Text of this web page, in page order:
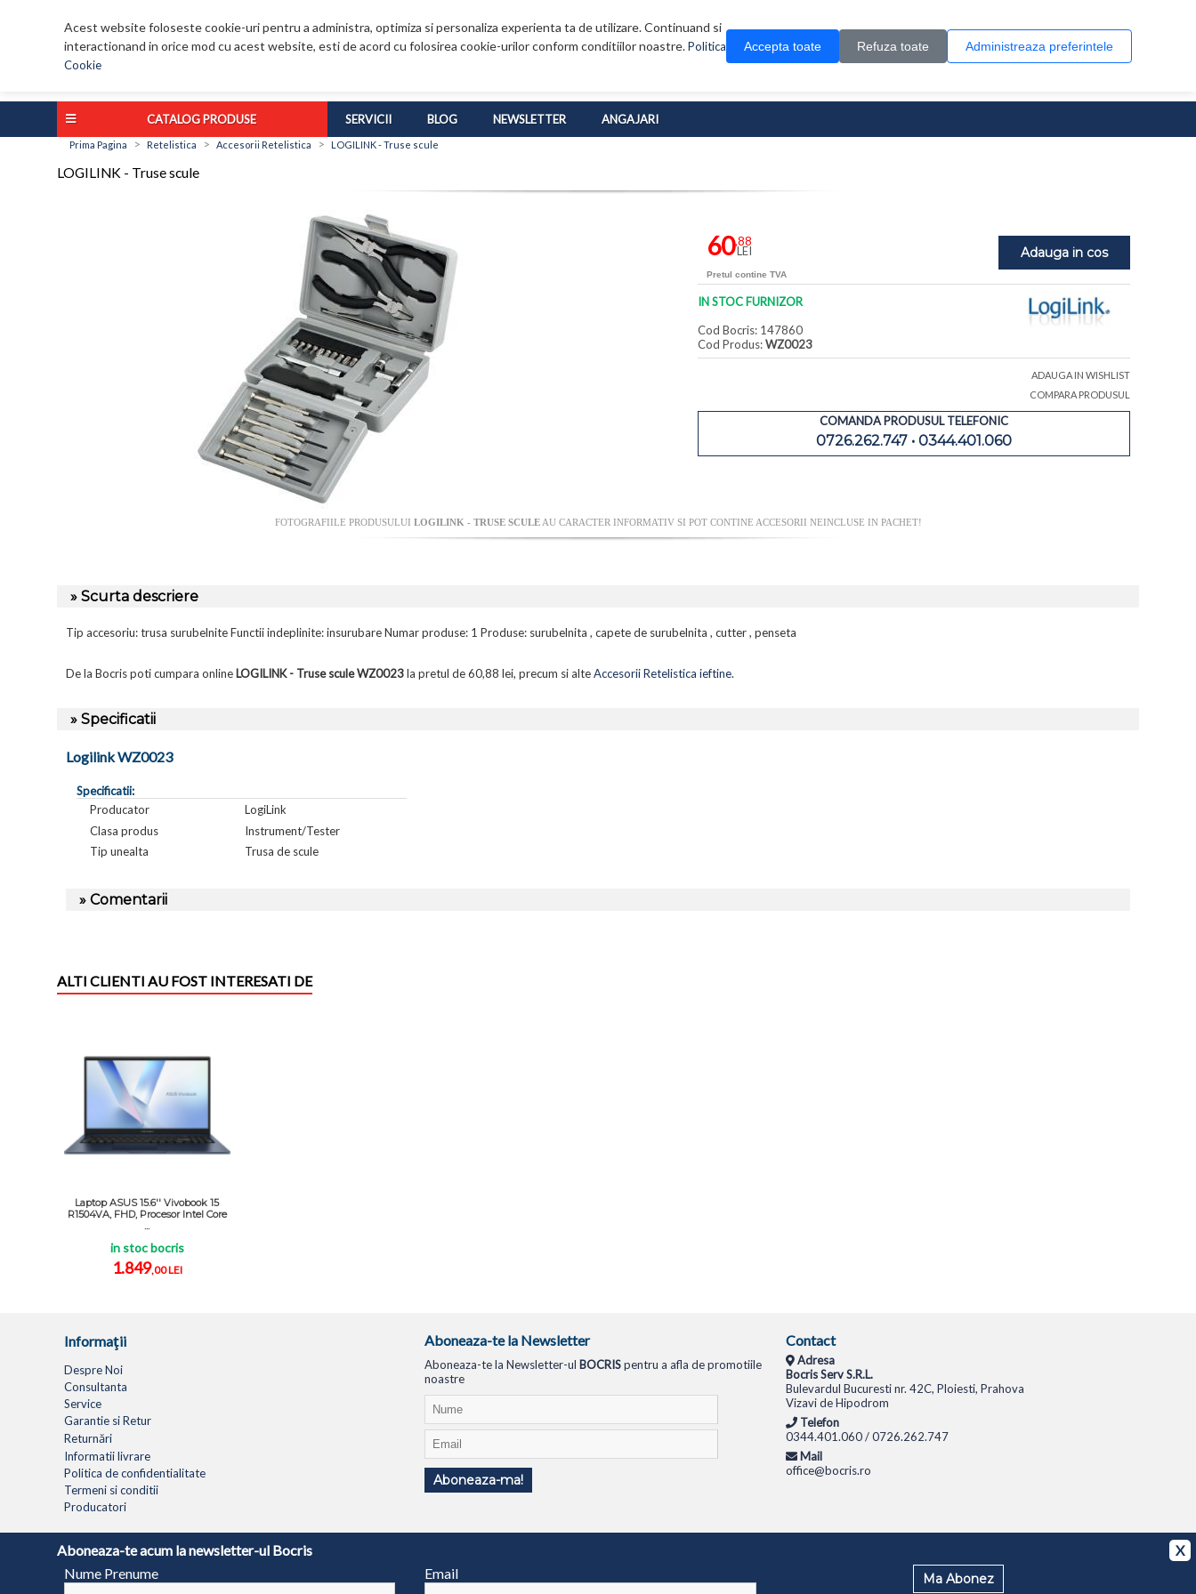
Acest website foloseste cookie-uri pentru a administra, optimiza si personaliza experienta ta de utilizare. Continuand si
interactionand in orice mod cu acest website, esti de acord cu folosirea cookie-urilor conform conditiilor noastre.Politica
Cookie
Accepta toate Refuza toate Administreaza preferintele
Aboneaza-te acum la newsletter-ul Bocris
X
Nume Prenume
Email Ma Abonez
0 produs(e)
CATALOG PRODUSE SERVICII BLOG NEWSLETTER ANGAJARI
Prima Pagina > Retelistica > Accesorii Retelistica > LOGILINK - Truse scule
LOGILINK - Truse scule
Adauga in cos
60,88
LEI
Pretul contine TVA
IN STOC FURNIZOR
Cod Bocris: 147860
Cod Produs:WZ0023
ADAUGA IN WISHLIST
COMPARA PRODUSUL
COMANDA PRODUSUL TELEFONIC
0726.262.747 • 0344.401.060
FOTOGRAFIILE PRODUSULUI LOGILINK - TRUSE SCULEAU CARACTER INFORMATIV SI POT CONTINE ACCESORII NEINCLUSE IN PACHET!
» Scurta descriere
Tip accesoriu: trusa surubelnite Functii indeplinite: insurubare Numar produse: 1 Produse: surubelnita , capete de surubelnita , cutter , penseta
De la Bocris poti cumpara online LOGILINK - Truse scule WZ0023la pretul de 60,88 lei, precum si alteAccesorii Retelistica ieftine.
» Specificatii
Logilink WZ0023
Specificatii:
Producator
LogiLink
Clasa produs
Instrument/Tester
Tip unealta
Trusa de scule
» Comentarii
ALTI CLIENTI AU FOST INTERESATI DE
Laptop ASUS 15.6'' Vivobook 15
R1504VA, FHD, Procesor Intel Core
...
in stoc bocris
1.849,00 LEI
Informaţii
Despre Noi
Consultanta
Service
Garantie si Retur
Returnări
Informatii livrare
Politica de confidentialitate
Termeni si conditii
Producatori
Aboneaza-te la Newsletter
Aboneaza-te la Newsletter-ul BOCRISpentru a afla de promotiile
noastre
Aboneaza-ma!
Contact
Adresa
Bocris Serv S.R.L.
Bulevardul Bucuresti nr. 42C, Ploiesti, Prahova
Vizavi de Hipodrom
Telefon
0344.401.060 / 0726.262.747
Mail
office@bocris.ro
© 1994 - 2026 BOCRIS SERV S.R.L. | CUI: RO6260085, REG. COM.: J29/2413/1994 ANPC